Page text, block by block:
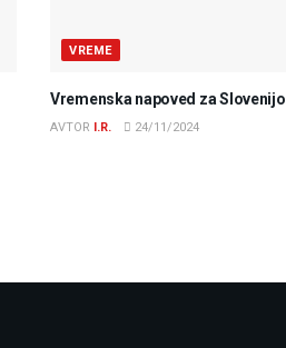
VREME
Vremenska napoved za Slovenijo
AVTOR I.R. 24/11/2024